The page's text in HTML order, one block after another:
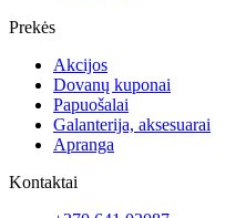
Prekės
Akcijos
Dovanų kuponai
Papuošalai
Galanterija, aksesuarai
Apranga
Kontaktai